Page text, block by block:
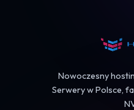
Nowoczesny
Serwery w Polsce,